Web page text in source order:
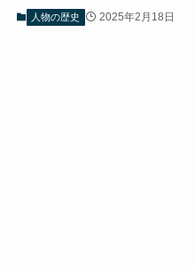
人物の歴史 2025年2月18日